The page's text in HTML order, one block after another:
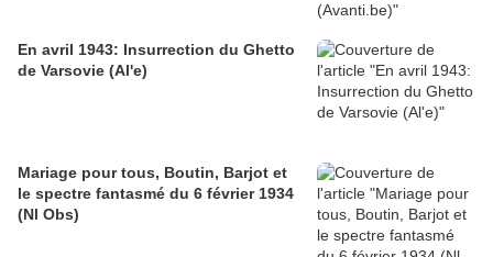
En avril 1943: Insurrection du Ghetto
de Varsovie (Al'e)
Mariage pour tous, Boutin, Barjot et
le spectre fantasmé du 6 février 1934
(Nl Obs)